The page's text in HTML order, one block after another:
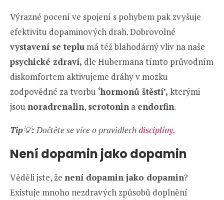
Výrazné pocení ve spojení s pohybem pak zvyšuje
efektivitu dopaminových drah. Dobrovolné
vystavení se teplu má též blahodárný vliv na naše
psychické zdraví, dle Hubermana tímto průvodním
diskomfortem aktivujeme dráhy v mozku
zodpovědné za tvorbu ‘hormonů štěstí’, kterými
jsou noradrenalin, serotonin a endorfin.
Tip💡:Dočtěte se více o pravidlechdisciplíny.
Není dopamin jako dopamin
Věděli jste, že není dopamin jako dopamin?
Existuje mnoho nezdravých způsobů doplnění